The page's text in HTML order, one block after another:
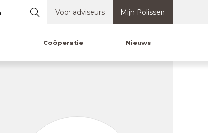
Voor adviseurs Mijn Polissen
Coöperatie Nieuws